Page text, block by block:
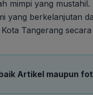
mimpi yang
yang berkelanjutan
Tangerang
Artikel maupun